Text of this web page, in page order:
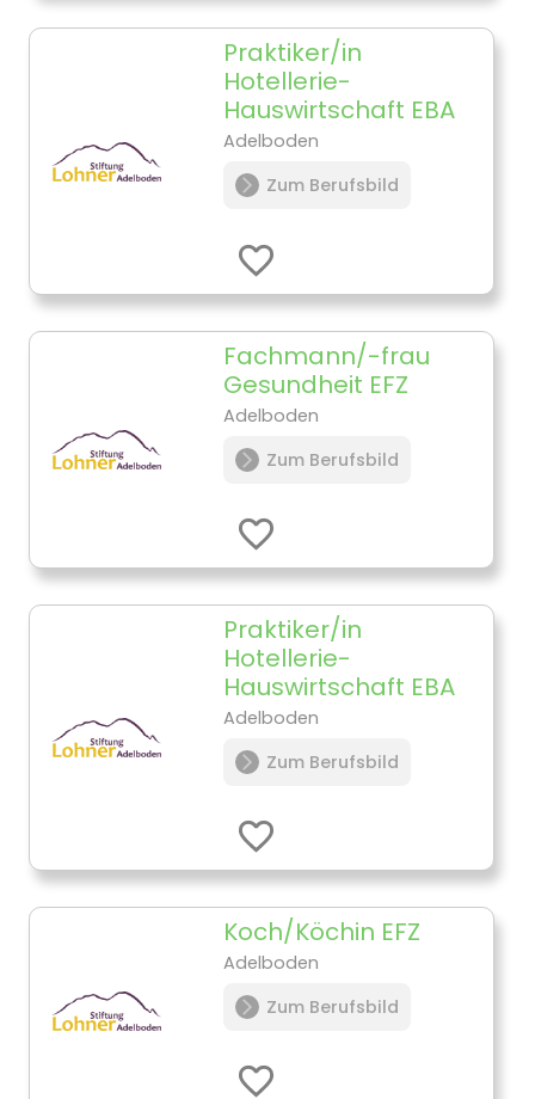
Praktiker/in
Hotellerie-
Hauswirtschaft EBA
Adelboden
Zum Berufsbild
Fachmann/-frau
Gesundheit EFZ
Adelboden
Zum Berufsbild
Praktiker/in
Hotellerie-
Hauswirtschaft EBA
Adelboden
Zum Berufsbild
Koch/Köchin EFZ
Adelboden
Zum Berufsbild